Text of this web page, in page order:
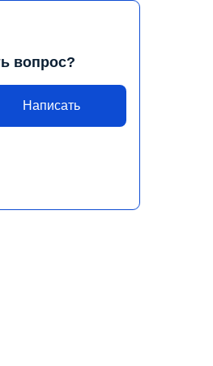
вопрос?
Написать